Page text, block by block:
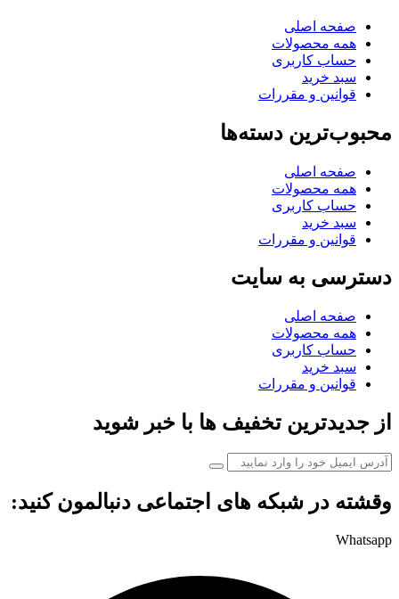
صفحه اصلی
همه محصولات
حساب کاربری
سبد خرید
قوانین و مقررات
محبوب‌ترین دسته‌ها
صفحه اصلی
همه محصولات
حساب کاربری
سبد خرید
قوانین و مقررات
دسترسی به سایت
صفحه اصلی
همه محصولات
حساب کاربری
سبد خرید
قوانین و مقررات
از جدیدترین تخفیف ها با خبر شوید
وقشته در شبکه های اجتماعی دنبالمون کنید:
Whatsapp